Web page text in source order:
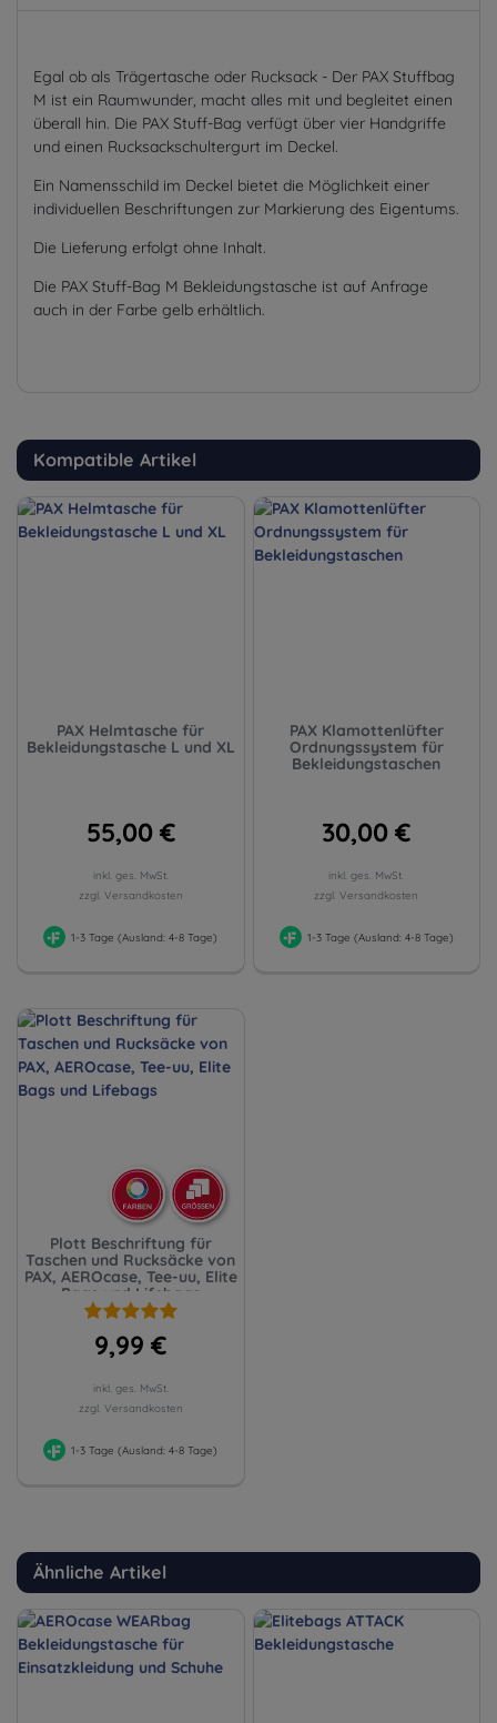
Egal ob als Trägertasche oder Rucksack - Der PAX Stuffbag
M ist ein Raumwunder, macht alles mit und begleitet einen
überall hin. Die PAX Stuff-Bag verfügt über vier Handgriffe
und einen Rucksackschultergurt im Deckel.
Ein Namensschild im Deckel bietet die Möglichkeit einer
individuellen Beschriftungen zur Markierung des Eigentums.
Die Lieferung erfolgt ohne Inhalt.
Die PAX Stuff-Bag M Bekleidungstasche ist auf Anfrage
auch in der Farbe gelb erhältlich.
Kompatible Artikel
PAX Helmtasche für
Bekleidungstasche L und XL
55,00 €
inkl. ges. MwSt.
zzgl. Versandkosten
1-3 Tage (Ausland: 4-8 Tage)
PAX Klamottenlüfter
Ordnungssystem für
Bekleidungstaschen
30,00 €
inkl. ges. MwSt.
zzgl. Versandkosten
1-3 Tage (Ausland: 4-8 Tage)
Plott Beschriftung für
Taschen und Rucksäcke von
PAX, AEROcase, Tee-uu, Elite
Bags und Lifebags
9,99 €
inkl. ges. MwSt.
zzgl. Versandkosten
1-3 Tage (Ausland: 4-8 Tage)
Ähnliche Artikel